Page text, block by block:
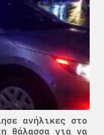
ανήλικες στο
θάλασσα για να